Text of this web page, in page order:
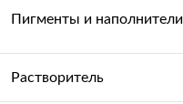
Пигменты и наполнители
Растворитель